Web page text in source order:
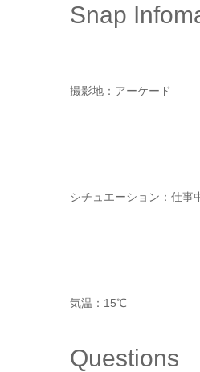
Snap
撮影地：アーケード
シチュエーション：仕事
気温：15℃
Questions